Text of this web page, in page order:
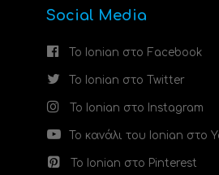
Social Media
Το Ionian στο Facebook
Το Ionian στο Twitter
Το Ionian στο Instagram
Το κανάλι του Ionian στο
Το Ionian στο Pinterest